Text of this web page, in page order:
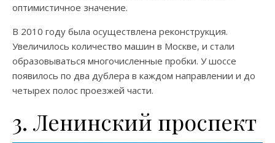
оптимистичное значение.
В 2010 году была осуществлена реконструкция.
Увеличилось количество машин в Москве, и стали
образовываться многочисленные пробки. У шоссе
появилось по два дублера в каждом направлении и до
четырех полос проезжей части.
3. Ленинский проспект